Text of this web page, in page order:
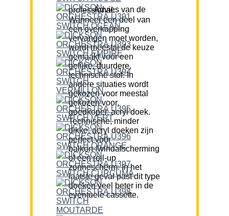
Advies van de professional:
Wanneer een deel van
een overkapping
vervangen moet worden,
wordt meestal de keuze
gemaakt voor een
gelijke, duurdere,
technische stof. In
andere situaties wordt
gekozen voor meestal
gekozen voor,
goedkoper, acryl doek.
Technische, minder
dikke, acryl doeken zijn
perfect voor
balkon-/windafscherming
of een roll-up
zonnescherm. In het
laatste geval past dit type
doeken veel beter in de
eventuele cassette.